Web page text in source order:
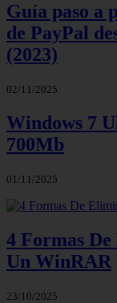
Guía paso a
de PayPal
(2023)
02/11/2025
Windows 7
700Mb
01/11/2025
4 Formas
Un WinRAR
23/10/2025